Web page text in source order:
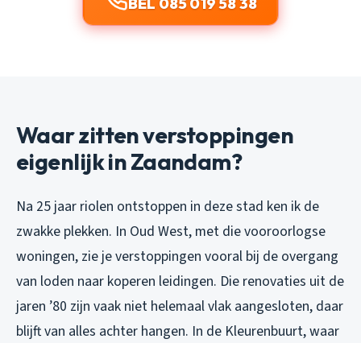
BEL 085 019 58 38
Waar zitten verstoppingen
eigenlijk in Zaandam?
Na 25 jaar riolen ontstoppen in deze stad ken ik de
zwakke plekken. In Oud West, met die vooroorlogse
woningen, zie je verstoppingen vooral bij de overgang
van loden naar koperen leidingen. Die renovaties uit de
jaren ’80 zijn vaak niet helemaal vlak aangesloten, daar
blijft van alles achter hangen. In de Kleurenbuurt, waar